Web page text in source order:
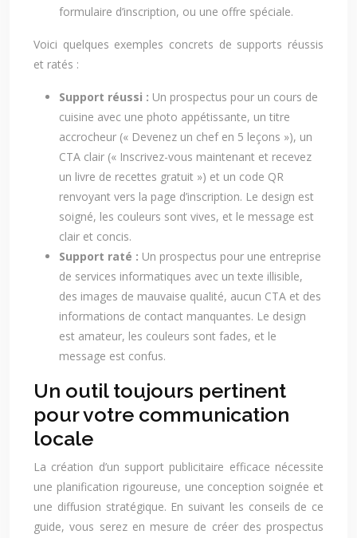
formulaire d’inscription, ou une offre spéciale.
Voici quelques exemples concrets de supports réussis
et ratés :
Support réussi : Un prospectus pour un cours de
cuisine avec une photo appétissante, un titre
accrocheur (« Devenez un chef en 5 leçons »), un
CTA clair (« Inscrivez-vous maintenant et recevez
un livre de recettes gratuit ») et un code QR
renvoyant vers la page d’inscription. Le design est
soigné, les couleurs sont vives, et le message est
clair et concis.
Support raté : Un prospectus pour une entreprise
de services informatiques avec un texte illisible,
des images de mauvaise qualité, aucun CTA et des
informations de contact manquantes. Le design
est amateur, les couleurs sont fades, et le
message est confus.
Un outil toujours pertinent
pour votre communication
locale
La création d’un support publicitaire efficace nécessite
une planification rigoureuse, une conception soignée et
une diffusion stratégique. En suivant les conseils de ce
guide, vous serez en mesure de créer des prospectus